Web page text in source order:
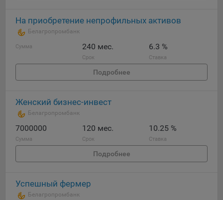
На приобретение непрофильных активов
Белагропромбанк
Сумма 240 мес.
Срок
6.3 %
Ставка
Подробнее
Женский бизнес-инвест
Белагропромбанк
7000000
Сумма
120 мес.
Срок
10.25 %
Ставка
Подробнее
Успешный фермер
Белагропромбанк